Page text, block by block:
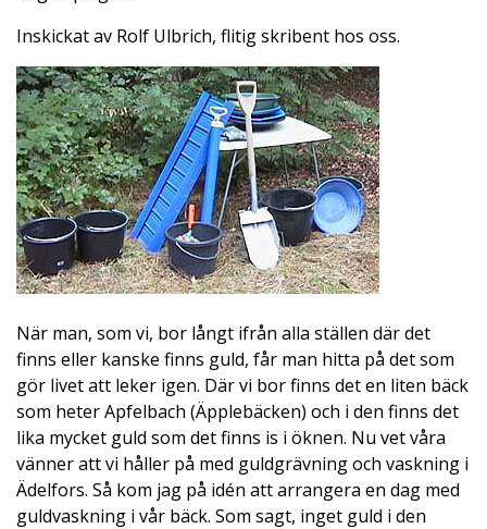
Inskickat av Rolf Ulbrich, flitig skribent hos oss.
När man, som vi, bor långt ifrån alla ställen där det
finns eller kanske finns guld, får man hitta på det som
gör livet att leker igen. Där vi bor finns det en liten bäck
som heter Apfelbach (Äpplebäcken) och i den finns det
lika mycket guld som det finns is i öknen. Nu vet våra
vänner att vi håller på med guldgrävning och vaskning i
Ädelfors. Så kom jag på idén att arrangera en dag med
guldvaskning i vår bäck. Som sagt, inget guld i den